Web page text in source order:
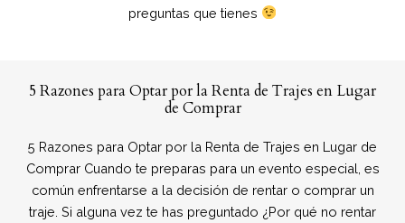
preguntas que tienes
5 Razones para Optar por la Renta de Trajes en Lugar
de Comprar
5 Razones para Optar por la Renta de Trajes en Lugar de
Comprar Cuando te preparas para un evento especial, es
común enfrentarse a la decisión de rentar o comprar un
traje. Si alguna vez te has preguntado ¿Por qué no rentar